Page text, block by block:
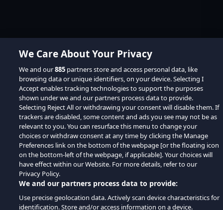
We Care About Your Privacy
We and our885 partners store and access personal data, like
browsing data or unique identifiers, on your device. Selecting I
Accept enables tracking technologies to support the purposes
shown under we and our partners process data to provide.
Selecting Reject All or withdrawing your consent will disable them. If
trackers are disabled, some content and ads you see may not be as
relevant to you. You can resurface this menu to change your
choices or withdraw consent at any time by clicking the Manage
Preferences link on the bottom of the webpage [or the floating icon
on the bottom-left of the webpage, if applicable]. Your choices will
have effect within our Website. For more details, refer to our
Privacy Policy.
We and our partners process data to provide:
Use precise geolocation data. Actively scan device characteristics for
identification. Store and/or access information on a device.